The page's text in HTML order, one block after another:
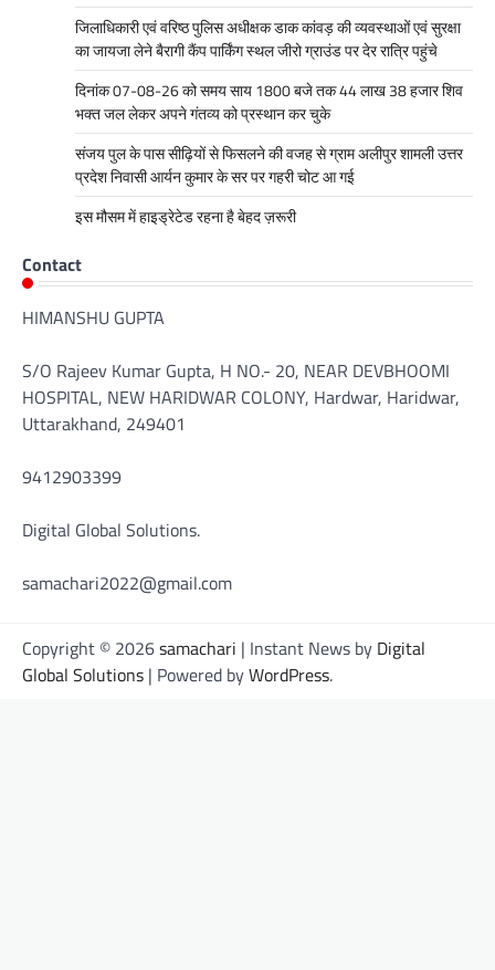
जिलाधिकारी एवं वरिष्ठ पुलिस अधीक्षक डाक कांवड़ की व्यवस्थाओं एवं सुरक्षा
का जायजा लेने बैरागी कैंप पार्किंग स्थल जीरो ग्राउंड पर देर रात्रि पहुंचे
दिनांक 07-08-26 को समय साय 1800 बजे तक 44 लाख 38 हजार शिव
भक्त जल लेकर अपने गंतव्य को प्रस्थान कर चुके
संजय पुल के पास सीढ़ियों से फिसलने की वजह से ग्राम अलीपुर शामली उत्तर
प्रदेश निवासी आर्यन कुमार के सर पर गहरी चोट आ गई
इस मौसम में हाइड्रेटेड रहना है बेहद ज़रूरी
Contact
HIMANSHU GUPTA
S/O Rajeev Kumar Gupta, H NO.- 20, NEAR DEVBHOOMI
HOSPITAL, NEW HARIDWAR COLONY, Hardwar, Haridwar,
Uttarakhand, 249401
9412903399
Digital Global Solutions.
samachari2022@gmail.com
Copyright © 2026samachari | Instant News by Digital
Global Solutions | Powered byWordPress.